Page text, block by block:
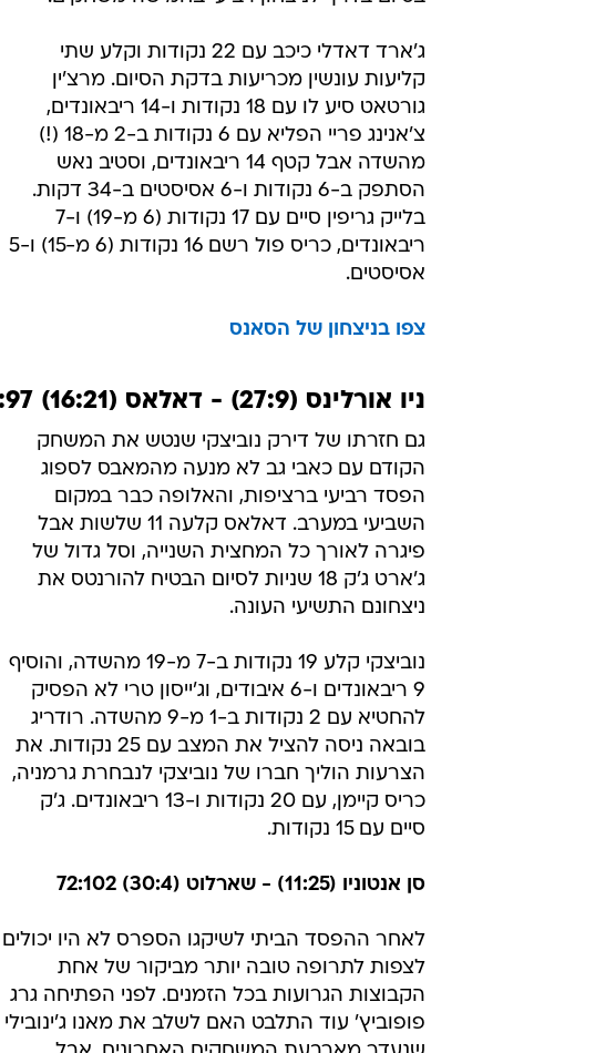
ג'ארד דאדלי כיכב עם 22 נקודות וקלע שתי
קליעות עונשין מכריעות בדקת הסיום. מרצ'ין
גורטאט סיע לו עם 18 נקודות ו-14 ריבאונדים,
צ'אנינג פריי הפליא עם 6 נקודות ב-2 מ-18 (!)
מהשדה אבל קטף 14 ריבאונדים, וסטיב נאש
הסתפק ב-6 נקודות ו-6 אסיסטים ב-34 דקות.
בלייק גריפין סיים עם 17 נקודות (6 מ-19) ו-7
ריבאונדים, כריס פול רשם 16 נקודות (6 מ-15) ו-5
אסיסטים.
צפו בניצחון של הסאנס
ניו אורלינס (27:9) - דאלאס (16:21) 92:97
גם חזרתו של דירק נוביצקי שנטש את המשחק
הקודם עם כאבי גב לא מנעה מהמאבס לספוג
הפסד רביעי ברציפות, והאלופה כבר במקום
השביעי במערב. דאלאס קלעה 11 שלשות אבל
פיגרה לאורך כל המחצית השנייה, וסל גדול של
ג'ארט ג'ק 18 שניות לסיום הבטיח להורנטס את
ניצחונם התשיעי העונה.
נוביצקי קלע 19 נקודות ב-7 מ-19 מהשדה, והוסיף
9 ריבאונדים ו-6 איבודים, וג'ייסון טרי לא הפסיק
להחטיא עם 2 נקודות ב-1 מ-9 מהשדה. רודריג
בובאה ניסה להציל את המצב עם 25 נקודות. את
הצרעות הוליך חברו של נוביצקי לנבחרת גרמניה,
כריס קיימן, עם 20 נקודות ו-13 ריבאונדים. ג'ק
סיים עם 15 נקודות.
סן אנטוניו (11:25) - שארלוט (30:4) 72:102
לאחר ההפסד הביתי לשיקגו הספרס לא היו יכולים
לצפות לתרופה טובה יותר מביקור של אחת
הקבוצות הגרועות בכל הזמנים. לפני הפתיחה גרג
פופוביץ' עוד התלבט האם לשלב את מאנו ג'ינובילי